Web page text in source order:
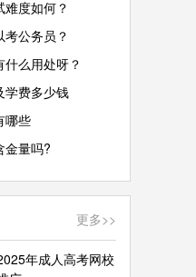
度如何？
公务员？
么用处呀？
学费多少钱
哪些
金量吗?
更多>>
年成人高考网校